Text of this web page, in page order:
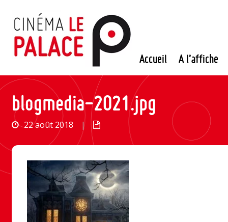
contenu
Accueil A l’affiche
blogmedia-2021.jpg
22 août 2018 |